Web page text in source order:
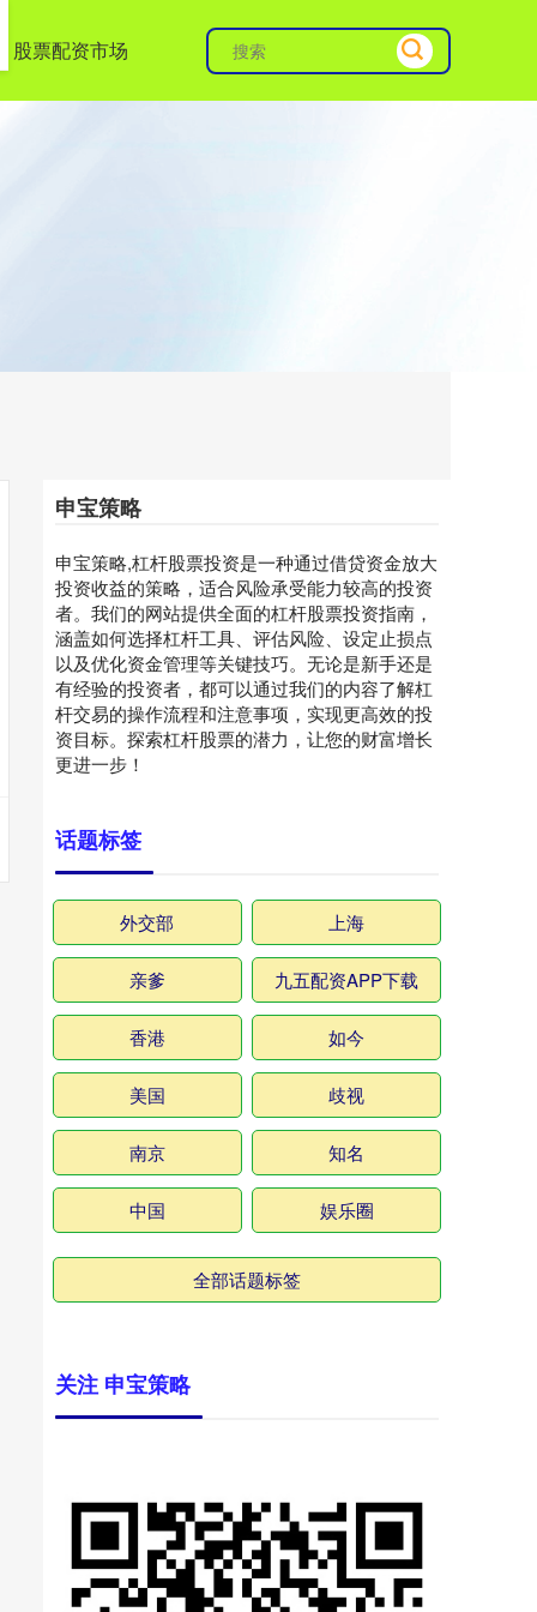
股票配资市场
申宝策略
申宝策略,杠杆股票投资是一种通过借贷资金放大
投资收益的策略，适合风险承受能力较高的投资
者。我们的网站提供全面的杠杆股票投资指南，
涵盖如何选择杠杆工具、评估风险、设定止损点
以及优化资金管理等关键技巧。无论是新手还是
有经验的投资者，都可以通过我们的内容了解杠
杆交易的操作流程和注意事项，实现更高效的投
资目标。探索杠杆股票的潜力，让您的财富增长
更进一步！
话题标签
外交部 上海
亲爹 九五配资APP下载
香港 如今
美国 歧视
南京 知名
中国 娱乐圈
全部话题标签
关注 申宝策略